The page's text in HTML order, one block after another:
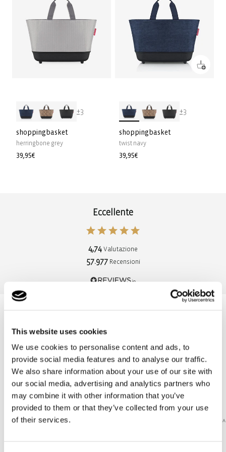
This website uses cookies
We use cookies to personalise content and ads, to
provide social media features and to analyse our traffic.
We also share information about your use of our site with
our social media, advertising and analytics partners who
may combine it with other information that you’ve
provided to them or that they’ve collected from your use
of their services.
+3
shoppingbasket
herringbone grey
Prezzo
39,95€
+3
shoppingbasket
twist navy
Prezzo
39,95€
Eccellente
4,74 Valutazione
57.977Recensioni
"Super Einkauf. Tolle Produkte. Schnelle Lieferung,
innerhalb von 2 Tagen. Immer gerne wieder. "
6/8/2026
PAUSA